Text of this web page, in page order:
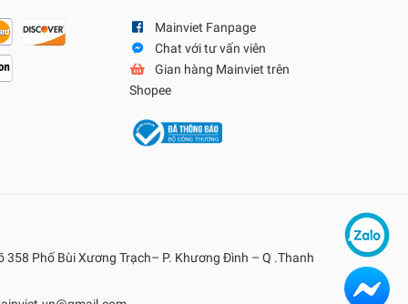
Mainviet Fanpage
Chat với tư vấn viên
Gian hàng Mainviet trên
Shopee
358 Phố Bùi Xương Trạch– P. Khương Đình – Q .Thanh